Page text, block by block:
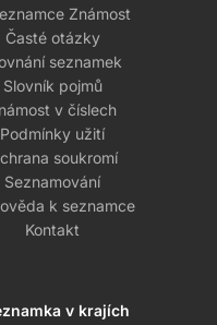
Známost
Časté otázky
seznamek
Slovník pojmů
v číslech
Podmínky užití
soukromí
Seznamování
k seznamce
Kontakt
v krajích